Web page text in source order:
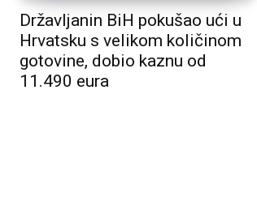
Državljanin BiH pokušao ući u
Hrvatsku s velikom količinom
gotovine, dobio kaznu od
11.490 eura